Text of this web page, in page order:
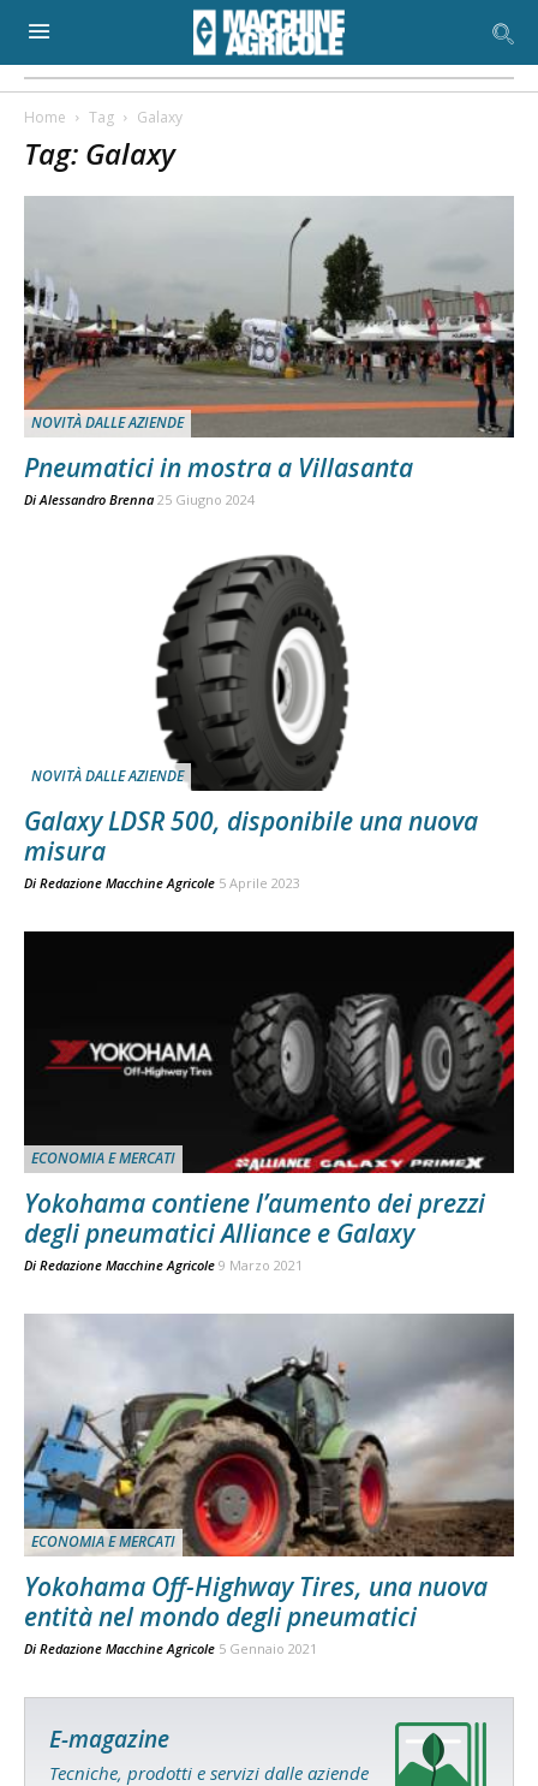
Home Tag Galaxy
Tag: Galaxy
NOVITÀ DALLE AZIENDE
Pneumatici in mostra a Villasanta
DiAlessandro Brenna 25 Giugno 2024
NOVITÀ DALLE AZIENDE
Galaxy LDSR 500, disponibile una nuova
misura
Di Redazione Macchine Agricole 5 Aprile 2023
ECONOMIA E MERCATI
Yokohama contiene l’aumento dei prezzi
degli pneumatici Alliance e Galaxy
Di Redazione Macchine Agricole 9 Marzo 2021
ECONOMIA E MERCATI
Yokohama Off-Highway Tires, una nuova
entità nel mondo degli pneumatici
Di Redazione Macchine Agricole 5 Gennaio 2021
E-magazine
Tecniche, prodotti e servizi dalle aziende